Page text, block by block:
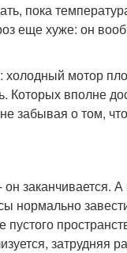
пока
еще хуже: он
мотор
Которых вполне
забывая о том,
заканчивается.
нормально
затрудняя